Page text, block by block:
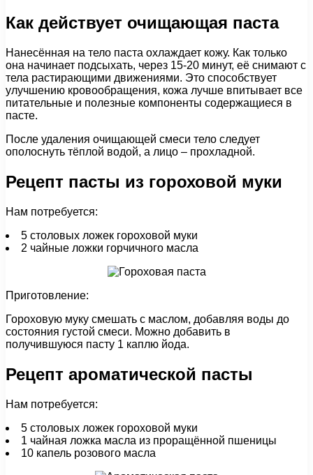
Как действует очищающая паста
Нанесённая на тело паста охлаждает кожу. Как только
она начинает подсыхать, через 15-20 минут, её снимают с
тела растирающими движениями. Это способствует
улучшению кровообращения, кожа лучше впитывает все
питательные и полезные компоненты содержащиеся в
пасте.
После удаления очищающей смеси тело следует
ополоснуть тёплой водой, а лицо – прохладной.
Рецепт пасты из гороховой муки
Нам потребуется:
5 столовых ложек гороховой муки
2 чайные ложки горчичного масла
Приготовление:
Гороховую муку смешать с маслом, добавляя воды до
состояния густой смеси. Можно добавить в
получившуюся пасту 1 каплю йода.
Рецепт ароматической пасты
Нам потребуется:
5 столовых ложек гороховой муки
1 чайная ложка масла из проращённой пшеницы
10 капель розового масла